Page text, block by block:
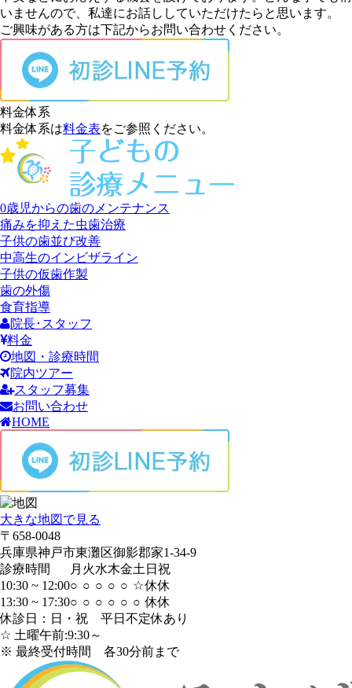
いませんので、私達にお話ししていただけたらと思います。
ご興味がある方は下記からお問い合わせください。
料金体系
料金体系は料金表をご参照ください。
0歳児からの歯のメンテナンス
痛みを抑えた虫歯治療
子供の歯並び改善
中高生のインビザライン
子供の仮歯作製
歯の外傷
食育指導
院長･スタッフ
料金
地図・診療時間
院内ツアー
スタッフ募集
お問い合わせ
HOME
大きな地図で見る
〒658-0048
兵庫県神戸市東灘区御影郡家1-34-9
診療時間
月 火水木金土 日 祝
10:30 ~ 12:00○ ○ ○ ○ ○ ☆休休
13:30 ~ 17:30○ ○ ○ ○ ○ ○ 休休
休診日：日・祝 平日不定休あり
☆ 土曜午前:9:30～
※ 最終受付時間 各30分前まで